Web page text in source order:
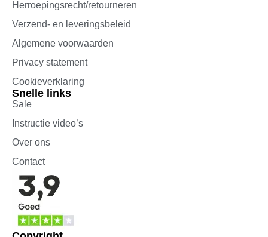
Herroepingsrecht/retourneren
Verzend- en leveringsbeleid
Algemene voorwaarden
Privacy statement
Cookieverklaring
Snelle links
Sale
Instructie video’s
Over ons
Contact